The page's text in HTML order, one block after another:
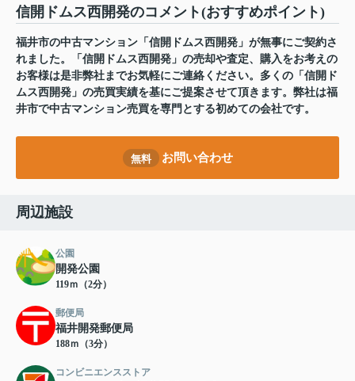
信開ドムス西開発のコメント(おすすめポイント)
福井市の中古マンション「信開ドムス西開発」が無事にご契約さ
れました。「信開ドムス西開発」の売却や査定、購入をお考えの
お客様は是非弊社までお気軽にご連絡ください。多くの「信開ド
ムス西開発」の売買実績を基にご提案させて頂きます。弊社は福
井市で中古マンション売買を専門とする初めての会社です。
無料 お問い合わせ
周辺施設
公園
開発公園
119ｍ（2分）
郵便局
福井開発郵便局
188ｍ（3分）
コンビニエンスストア